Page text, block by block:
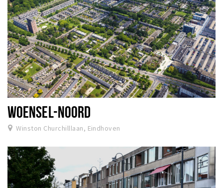
WOENSEL-NOORD
Winston Churchilllaan, Eindhoven